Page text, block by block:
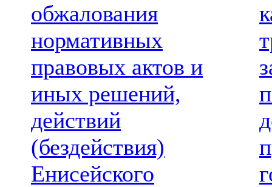
обжалования
нормативных
правовых актов и
иных решений,
действий
(бездействия)
Енисейского